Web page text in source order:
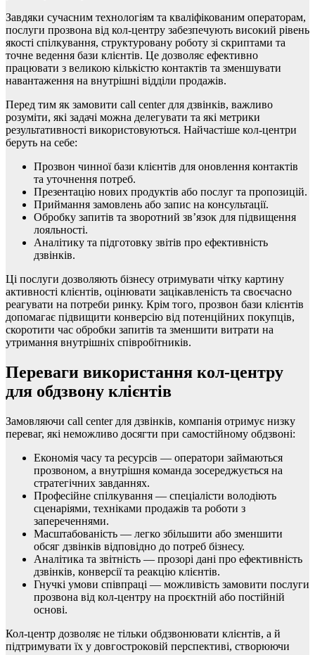
Завдяки сучасним технологіям та кваліфікованим операторам,
послуги прозвона від кол-центру забезпечують високий рівень
якості спілкування, структуровану роботу зі скриптами та
точне ведення бази клієнтів. Це дозволяє ефективно
працювати з великою кількістю контактів та зменшувати
навантаження на внутрішні відділи продажів.
Перед тим як замовити call center для дзвінків, важливо
розуміти, які задачі можна делегувати та які метрики
результативності використовуються. Найчастіше кол-центри
беруть на себе:
Прозвон чинної бази клієнтів для оновлення контактів
та уточнення потреб.
Презентацію нових продуктів або послуг та пропозицій.
Приймання замовлень або запис на консультації.
Обробку запитів та зворотний зв’язок для підвищення
лояльності.
Аналітику та підготовку звітів про ефективність
дзвінків.
Ці послуги дозволяють бізнесу отримувати чітку картину
активності клієнтів, оцінювати зацікавленість та своєчасно
реагувати на потреби ринку. Крім того, прозвон бази клієнтів
допомагає підвищити конверсію від потенційних покупців,
скоротити час обробки запитів та зменшити витрати на
утримання внутрішніх співробітників.
Переваги використання кол-центру
для обдзвону клієнтів
Замовляючи call center для дзвінків, компанія отримує низку
переваг, які неможливо досягти при самостійному обдзвоні:
Економія часу та ресурсів — оператори займаються
прозвоном, а внутрішня команда зосереджується на
стратегічних завданнях.
Професійне спілкування — спеціалісти володіють
сценаріями, техніками продажів та роботи з
запереченнями.
Масштабованість — легко збільшити або зменшити
обсяг дзвінків відповідно до потреб бізнесу.
Аналітика та звітність — прозорі дані про ефективність
дзвінків, конверсії та реакцію клієнтів.
Гнучкі умови співпраці — можливість замовити послуги
прозвона від кол-центру на проєктній або постійній
основі.
Кол-центр дозволяє не тільки обдзвонювати клієнтів, а й
підтримувати їх у довгостроковій перспективі, створюючи